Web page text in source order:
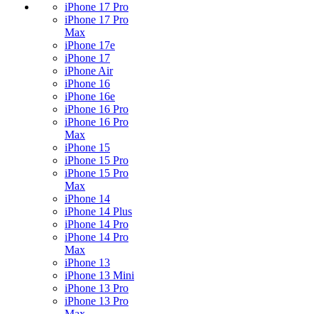
iPhone 17 Pro
iPhone 17 Pro
Max
iPhone 17e
iPhone 17
iPhone Air
iPhone 16
iPhone 16e
iPhone 16 Pro
iPhone 16 Pro
Max
iPhone 15
iPhone 15 Pro
iPhone 15 Pro
Max
iPhone 14
iPhone 14 Plus
iPhone 14 Pro
iPhone 14 Pro
Max
iPhone 13
iPhone 13 Mini
iPhone 13 Pro
iPhone 13 Pro